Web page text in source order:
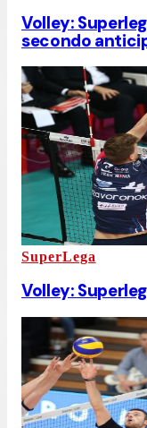
Volley:
secondo
SuperLega
Volley: